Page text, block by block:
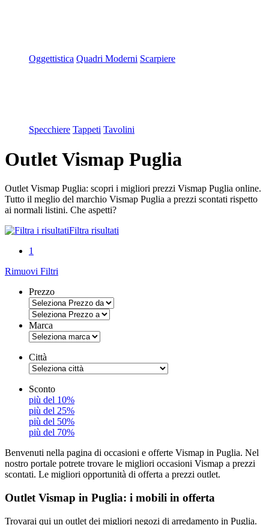
Oggettistica Quadri Moderni Scarpiere
Specchiere Tappeti Tavolini
Outlet Vismap Puglia
Outlet Vismap Puglia: scopri i migliori prezzi Vismap Puglia online.
Tutto il meglio del marchio Vismap Puglia a prezzi scontati rispetto
ai normali listini. Che aspetti?
Filtra risultati
1
Rimuovi Filtri
Prezzo
Marca
Città
Sconto
più del 10%
più del 25%
più del 50%
più del 70%
Benvenuti nella pagina di occasioni e offerte Vismap in Puglia. Nel
nostro portale potrete trovare le migliori occasioni Vismap a prezzi
scontati. Le migliori opportunità di offerta a prezzi outlet.
Outlet Vismap in Puglia: i mobili in offerta
Trovarai qui un outlet dei migliori negozi di arredamento in Puglia.